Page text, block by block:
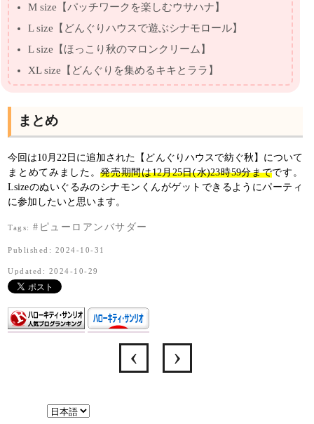
M size【パッチワークを楽しむウサハナ】
L size【どんぐりハウスで遊ぶシナモロール】
L size【ほっこり秋のマロンクリーム】
XL size【どんぐりを集めるキキとララ】
まとめ
今回は10月22日に追加された【どんぐりハウスで紡ぐ秋】について
まとめてみました。発売期間は12月25日(水)23時59分までです。
Lsizeのぬいぐるみのシナモンくんがゲットできるようにパーティ
に参加したいと思います。
Tags:#ピューロアンバサダー
Published: 2024-10-31
Updated: 2024-10-29
言